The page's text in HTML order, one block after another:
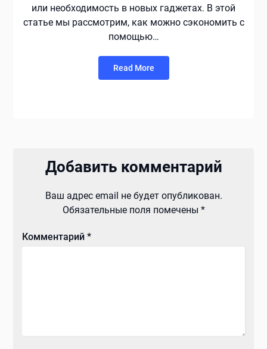
или необходимость в новых гаджетах. В этой
статье мы рассмотрим, как можно сэкономить с
помощью…
Read More
Добавить комментарий
Ваш адрес email не будет опубликован.
Обязательные поля помечены *
Комментарий*